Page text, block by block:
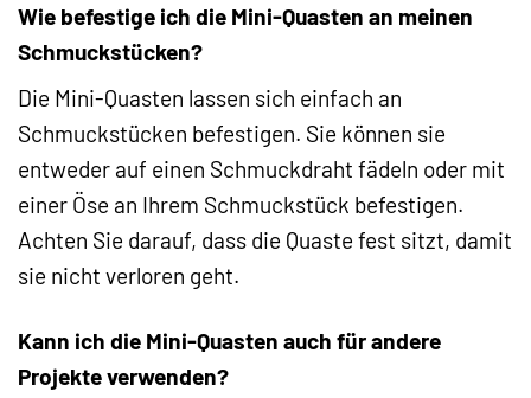
Wie befestige ich die Mini-Quasten an meinen
Schmuckstücken?
Die Mini-Quasten lassen sich einfach an
Schmuckstücken befestigen. Sie können sie
entweder auf einen Schmuckdraht fädeln oder mit
einer Öse an Ihrem Schmuckstück befestigen.
Achten Sie darauf, dass die Quaste fest sitzt, damit
sie nicht verloren geht.
Kann ich die Mini-Quasten auch für andere
Projekte verwenden?